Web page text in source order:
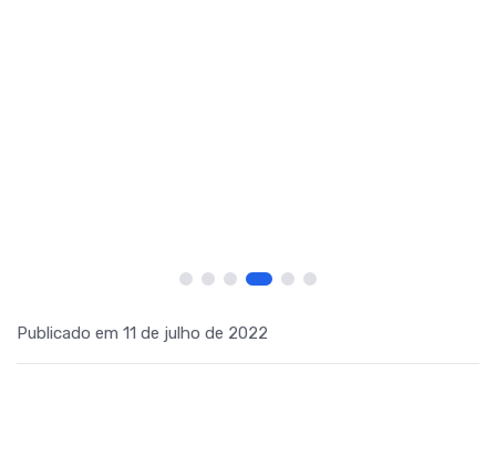
Publicado em 11 de julho de 2022